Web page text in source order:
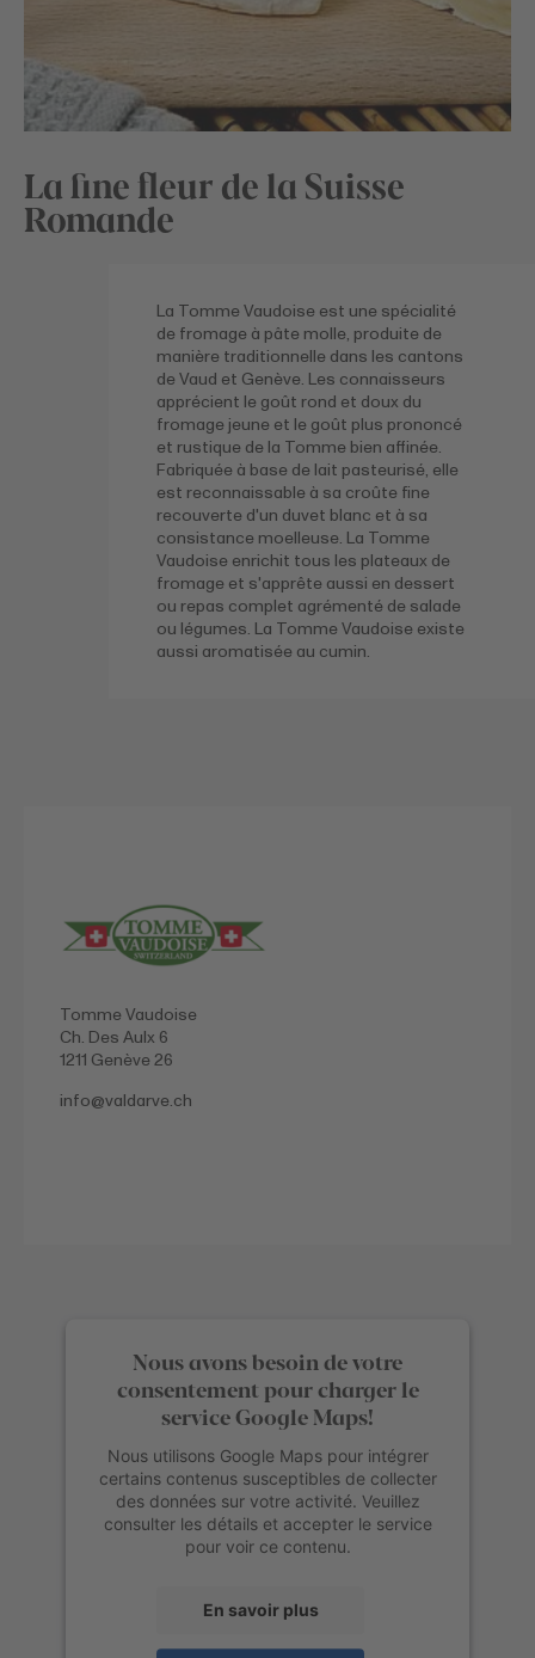
La fine fleur de la Suisse
Romande
La Tomme Vaudoise est une spécialité
de fromage à pâte molle, produite de
manière traditionnelle dans les cantons
de Vaud et Genève. Les connaisseurs
apprécient le goût rond et doux du
fromage jeune et le goût plus prononcé
et rustique de la Tomme bien affinée.
Fabriquée à base de lait pasteurisé, elle
est reconnaissable à sa croûte fine
recouverte d'un duvet blanc et à sa
consistance moelleuse. La Tomme
Vaudoise enrichit tous les plateaux de
fromage et s'apprête aussi en dessert
ou repas complet agrémenté de salade
ou légumes. La Tomme Vaudoise existe
aussi aromatisée au cumin.
Tomme Vaudoise
Ch. Des Aulx 6
1211 Genève 26
info@valdarve.ch
Nous avons besoin de votre
consentement pour charger le
service Google Maps!
Nous utilisons Google Maps pour intégrer
certains contenus susceptibles de collecter
des données sur votre activité. Veuillez
consulter les détails et accepter le service
pour voir ce contenu.
En savoir plus